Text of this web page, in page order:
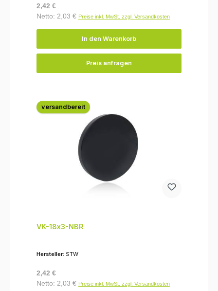
Regulärer Preis:
2,42 €
Netto: 2,03 € Preise inkl. MwSt. zzgl. Versandkosten
In den Warenkorb
Preis anfragen
versandbereit
VK-18x3-NBR
Hersteller: STW
Regulärer Preis:
2,42 €
Netto: 2,03 € Preise inkl. MwSt. zzgl. Versandkosten